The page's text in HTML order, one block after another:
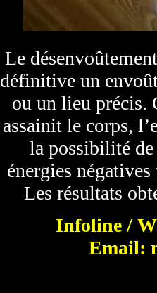
Le
définitive un
ou un lieu précis.
assainit le corps,
la possibilité de
énergies
Les résultats
Infoline /
Email: